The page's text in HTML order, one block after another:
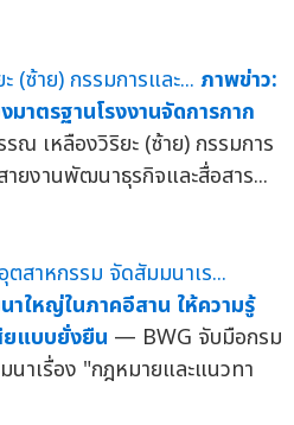
ภาพข่าว:
าตรฐานโรงงานจัดการกาก
เหลืองวิริยะ (ซ้าย) กรรมการ
ยงานพัฒนาธุรกิจและสื่อสาร...
ใหญ่ในภาคอีสาน ให้ความรู้
ยแบบยั่งยืน — BWG จับมือกรม
าเรื่อง "กฎหมายและแนวทา